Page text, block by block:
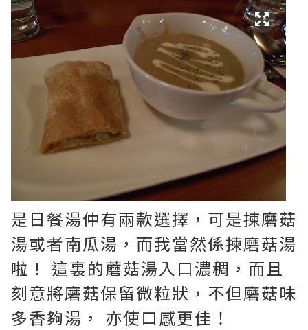
是日餐湯仲有兩款選擇，可是揀磨菇
湯或者南瓜湯，而我當然係揀磨菇湯
啦！ 這裏的蘑菇湯入口濃稠，而且
刻意將磨菇保留微粒狀，不但磨菇味
多香夠湯， 亦使口感更佳！